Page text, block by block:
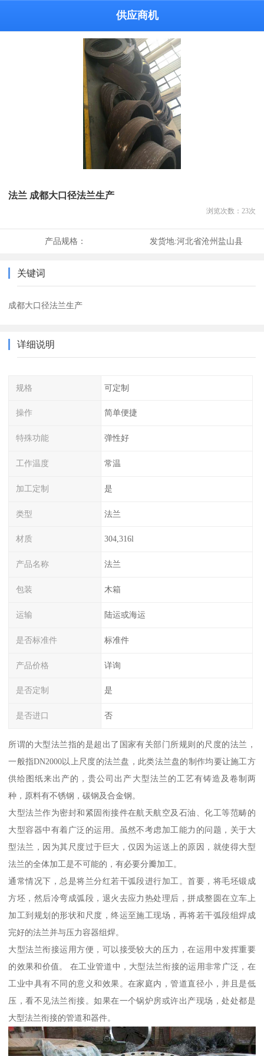
供应商机
法兰 成都大口径法兰生产
浏览次数： 23次
产品规格： 发货地:河北省沧州盐山县
关键词
成都大口径法兰生产
详细说明
规格 可定制
操作 简单便捷
特殊功能 弹性好
工作温度 常温
加工定制 是
类型 法兰
材质 304,316l
产品名称 法兰
包装 木箱
运输 陆运或海运
是否标准件 标准件
产品价格 详询
是否定制 是
是否进口 否
所谓的大型法兰指的是超出了国家有关部门所规则的尺度的法兰，
一般指DN2000以上尺度的法兰盘，此类法兰盘的制作均要让施工方
供给图纸来出产的，贵公司出产大型法兰的工艺有铸造及卷制两
种，原料有不锈钢，碳钢及合金钢。
大型法兰作为密封和紧固衔接件在航天航空及石油、化工等范畴的
大型容器中有着广泛的运用。虽然不考虑加工能力的问题，关于大
型法兰，因为其尺度过于巨大，仅因为运送上的原因，就使得大型
法兰的全体加工是不可能的，有必要分瓣加工。
通常情况下，总是将兰分红若干弧段进行加工。首要，将毛坯锻成
方坯，然后冷弯成弧段，退火去应力热处理后，拼成整圆在立车上
加工到规划的形状和尺度，终运至施工现场，再将若干弧段组焊成
完好的法兰并与压力容器组焊。
大型法兰衔接运用方便，可以接受较大的压力，在运用中发挥重要
的效果和价值。 在工业管道中，大型法兰衔接的运用非常广泛，在
工业中具有不同的意义和效果。在家庭内，管道直径小，并且是低
压，看不见法兰衔接。如果在一个锅炉房或许出产现场，处处都是
大型法兰衔接的管道和器件。